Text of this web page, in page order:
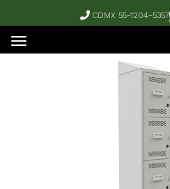
CDMX 55-1204-5357